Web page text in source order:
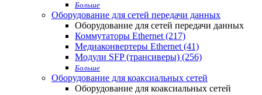
Больше
Оборудование для сетей передачи данных
Оборудование для сетей передачи данных
Коммутаторы Ethernet (217)
Медиаконвертеры Ethernet (41)
Модули SFP (трансиверы) (256)
Больше
Оборудование для коаксиальных сетей
Оборудование для коаксиальных сетей